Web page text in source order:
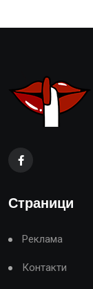
Страници
Реклама
Контакти